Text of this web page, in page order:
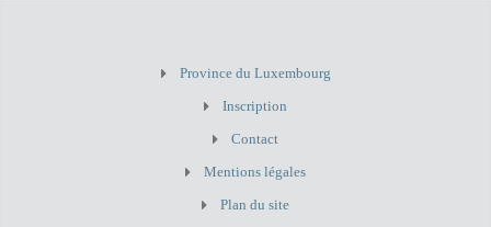
Province du Luxembourg
Inscription
Contact
Mentions légales
Plan du site